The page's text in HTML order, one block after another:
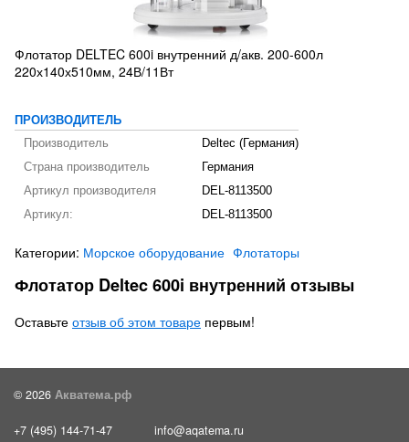
Флотатор DELTEC 600i внутренний д/акв. 200-600л
220х140х510мм, 24В/11Вт
ПРОИЗВОДИТЕЛЬ
Производитель
Deltec (Германия)
Страна производитель
Германия
Артикул производителя
DEL-8113500
Артикул:
DEL-8113500
Категории: Морское оборудование Флотаторы
Флотатор Deltec 600i внутренний отзывы
Оставьте отзыв об этом товаре первым!
© 2026 Акватема.рф
+7 (495) 144-71-47 info@aqatema.ru